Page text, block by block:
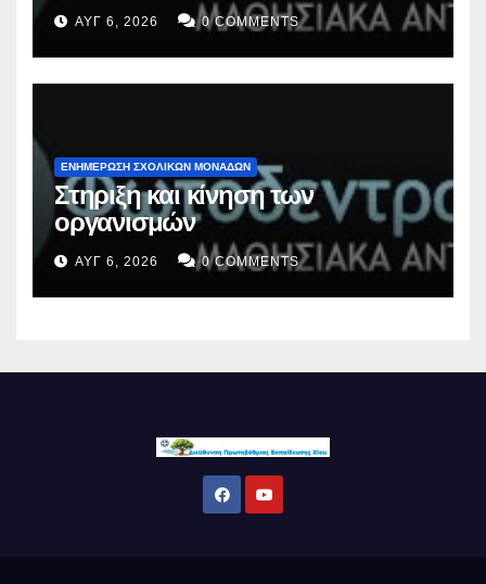
ΑΥΓ 6, 2026 0 COMMENTS
ΕΝΗΜΕΡΩΣΗ ΣΧΟΛΙΚΩΝ ΜΟΝΑΔΩΝ
Στηριξη και κίνηση των
οργανισμών
ΑΥΓ 6, 2026 0 COMMENTS